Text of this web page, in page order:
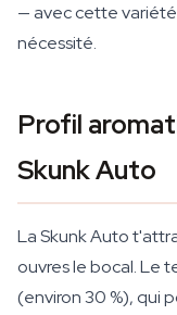
— avec cette
nécessité.
Profil
Skunk Auto
La Skunk Auto
ouvres le bocal. Le
(environ 30 %), qui